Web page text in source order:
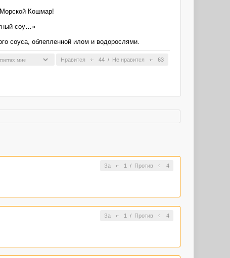
Кошмар!
соу…»
соуса, облепленной илом и водорослями.
Нравится 44 / Не нравится 63
За 1 / Против 4
За 1 / Против 4